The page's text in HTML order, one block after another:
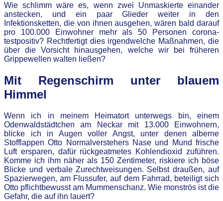
Wie schlimm wäre es, wenn zwei Unmaskierte einander
anstecken, und ein paar Glieder weiter in den
Infektionsketten, die von ihnen ausgehen, wären bald darauf
pro 100.000 Einwohner mehr als 50 Personen corona-
testpositiv? Rechtfertigt dies irgendwelche Maßnahmen, die
über die Vorsicht hinausgehen, welche wir bei früheren
Grippewellen walten ließen?
Mit Regenschirm unter blauem
Himmel
Wenn ich in meinem Heimatort unterwegs bin, einem
Odenwaldstädtchen am Neckar mit 13.000 Einwohnern,
blicke ich in Augen voller Angst, unter denen alberne
Stofflappen Otto Normalverstehers Nase und Mund frische
Luft ersparen, dafür rückgeatmetes Kohlendioxid zuführen.
Komme ich ihm näher als 150 Zentimeter, riskiere ich böse
Blicke und verbale Zurechtweisungen. Selbst draußen, auf
Spazierwegen, am Flussufer, auf dem Fahrrad, beteiligt sich
Otto pflichtbewusst am Mummenschanz. Wie monströs ist die
Gefahr, die auf ihn lauert?